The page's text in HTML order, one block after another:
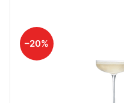
–20%